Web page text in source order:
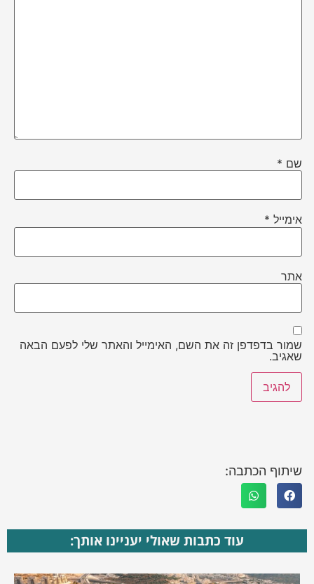
שם *
אימייל *
אתר
שמור בדפדפן זה את השם, האימייל והאתר שלי לפעם הבאה
שאגיב.
שיתוף הכתבה:
עוד כתבות שאולי יעניינו אותך: